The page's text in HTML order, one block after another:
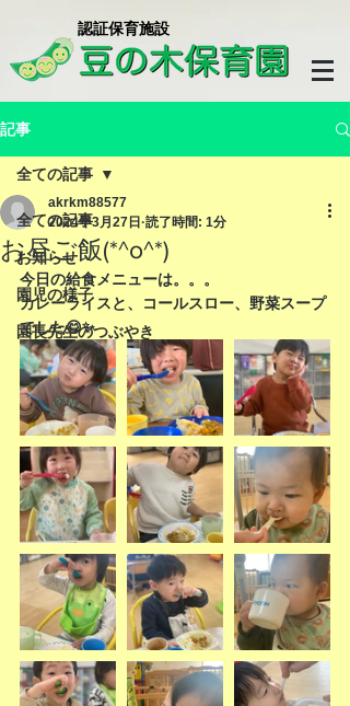
​認証保育施設
記事
全ての記事
お知らせ
園児の様子
園長先生のつぶやき
全ての記事
お昼ご飯(*^o^*)
akrkm88577
2024年3月27日 読了時間: 1分
今日の給食メニューは。。。
カレーライスと、コールスロー、野菜スープ
でした😋✨